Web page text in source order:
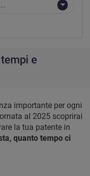
e
importante per ogni
al 2025 scoprirai
la tua patente in
quanto tempo ci